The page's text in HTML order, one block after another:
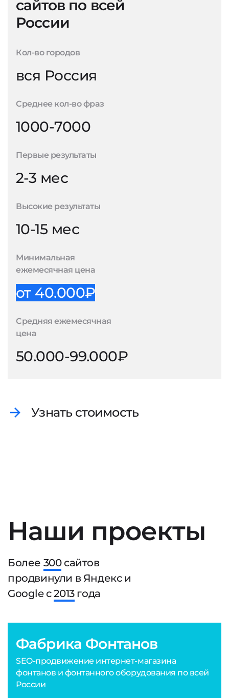
сайтов по всей
России
Кол-во городов
вся Россия
Среднее кол-во фраз
1000-7000
Первые результаты
2-3 мес
Высокие результаты
10-15 мес
Минимальная
ежемесячная цена
от 40.000₽
Средняя ежемесячная
цена
50.000-99.000₽
Узнать стоимость
Наши проекты
Более 300сайтов
продвинули в Яндекс и
Google с2013года
Фабрика Фонтанов
SEO-продвижение интернет-магазина
фонтанов и фонтанного оборудования по всей
России